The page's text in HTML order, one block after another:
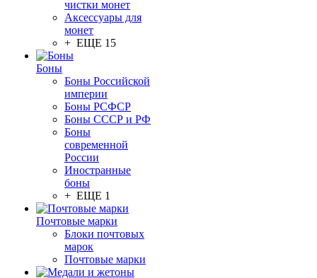
чистки монет
Аксессуары для
монет
+ ЕЩЕ 15
Боны
Боны Российской
империи
Боны РСФСР
Боны СССР и РФ
Боны
современной
России
Иностранные
боны
+ ЕЩЕ 1
Почтовые марки
Блоки почтовых
марок
Почтовые марки